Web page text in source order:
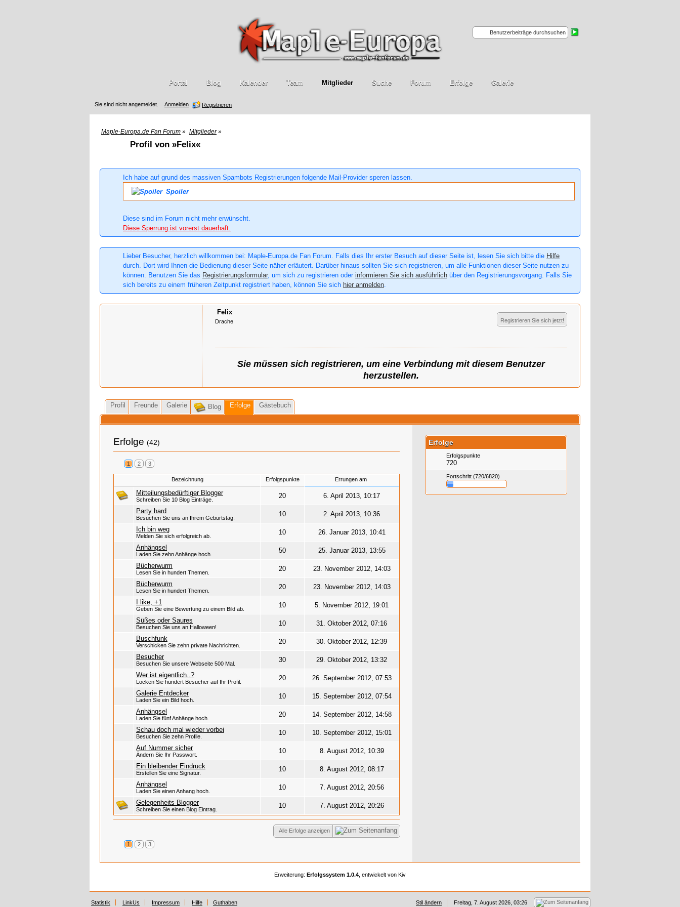
Sie sind nicht angemeldet. Anmelden Registrieren
Portal Blog Kalender Team Mitglieder Suche Forum Erfolge Galerie
Maple-Europa.de Fan Forum » Mitglieder»
Profil von »Felix«
Ich habe auf grund des massiven Spambots Registrierungen folgende Mail-Provider speren lassen.
Spoiler
Diese sind im Forum nicht mehr erwünscht.
Diese Sperrung ist vorerst dauerhaft.
Lieber Besucher, herzlich willkommen bei: Maple-Europa.de Fan Forum. Falls dies Ihr erster Besuch auf dieser Seite ist, lesen Sie sich bitte die Hilfe
durch. Dort wird Ihnen die Bedienung dieser Seite näher erläutert. Darüber hinaus sollten Sie sich registrieren, um alle Funktionen dieser Seite nutzen zu
können. Benutzen Sie das Registrierungsformular, um sich zu registrieren oder informieren Sie sich ausführlich über den Registrierungsvorgang. Falls Sie
sich bereits zu einem früheren Zeitpunkt registriert haben, können Sie sich hier anmelden.
Felix
Drache Registrieren Sie sich jetzt!
Sie müssen sich registrieren, um eine Verbindung mit diesem Benutzer
herzustellen.
Profil Freunde Galerie Blog Erfolge Gästebuch
Erfolge (42)
1 2 3
Bezeichnung Erfolgspunkte Errungen am
Mitteilungsbedürftiger Blogger
Schreiben Sie 10 Blog Einträge. 20
6. April 2013, 10:17
Party hard
Besuchen Sie uns an Ihrem Geburtstag. 10
2. April 2013, 10:36
Ich bin weg
Melden Sie sich erfolgreich ab. 10
26. Januar 2013, 10:41
Anhängsel
Laden Sie zehn Anhänge hoch. 50
25. Januar 2013, 13:55
Bücherwurm
Lesen Sie in hundert Themen. 20
23. November 2012, 14:03
Bücherwurm
Lesen Sie in hundert Themen. 20
23. November 2012, 14:03
I like, +1
Geben Sie eine Bewertung zu einem Bild ab. 10
5. November 2012, 19:01
Süßes oder Saures
Besuchen Sie uns an Halloween! 10
31. Oktober 2012, 07:16
Buschfunk
Verschicken Sie zehn private Nachrichten. 20
30. Oktober 2012, 12:39
Besucher
Besuchen Sie unsere Webseite 500 Mal. 30
29. Oktober 2012, 13:32
Wer ist eigentlich..?
Locken Sie hundert Besucher auf Ihr Profil. 20
26. September 2012, 07:53
Galerie Entdecker
Laden Sie ein Bild hoch. 10
15. September 2012, 07:54
Anhängsel
Laden Sie fünf Anhänge hoch. 20
14. September 2012, 14:58
Schau doch mal wieder vorbei
Besuchen Sie zehn Profile. 10
10. September 2012, 15:01
Auf Nummer sicher
Ändern Sie Ihr Passwort. 10
8. August 2012, 10:39
Ein bleibender Eindruck
Erstellen Sie eine Signatur. 10
8. August 2012, 08:17
Anhängsel
Laden Sie einen Anhang hoch. 10
7. August 2012, 20:56
Gelegenheits Blogger
Schreiben Sie einen Blog Eintrag. 10 7. August 2012, 20:26
Alle Erfolge anzeigen
1 2 3
Erfolge
Erfolgspunkte
720
Fortschritt (720/6820)
Erweiterung: Erfolgssystem 1.0.4 , entwickelt von Kiv
Statistik LinkUs Impressum Hilfe Guthaben Stil ändern Freitag, 7. August 2026, 03:26